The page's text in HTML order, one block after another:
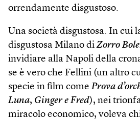
orrendamente disgustoso.
Una società disgustosa. In cui
disgustosa Milano diZorro
invidiare alla Napoli della
se è vero che Fellini (un altro
specie in film come Prova
Luna, Ginger e Fred), nei
miracolo economico, voleva